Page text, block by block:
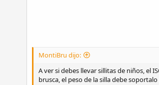
MontiBru dijo:
A ver si debes llevar sillitas de niños, el
brusca, el peso de la silla debe